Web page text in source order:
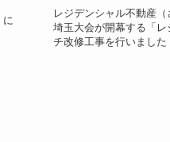
に
レジデンシャル不動産
埼玉大会が開幕する「
チ改修工事を行いました